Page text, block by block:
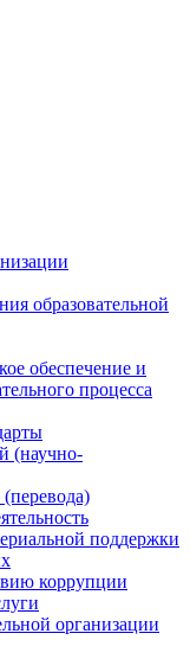
образовательной
обеспечение и
процесса
(научно-
поддержки
коррупции
организации